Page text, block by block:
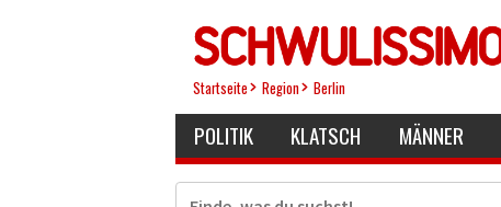
Startseite Region Berlin
POLITIK KLATSCH MÄNNER
Suche